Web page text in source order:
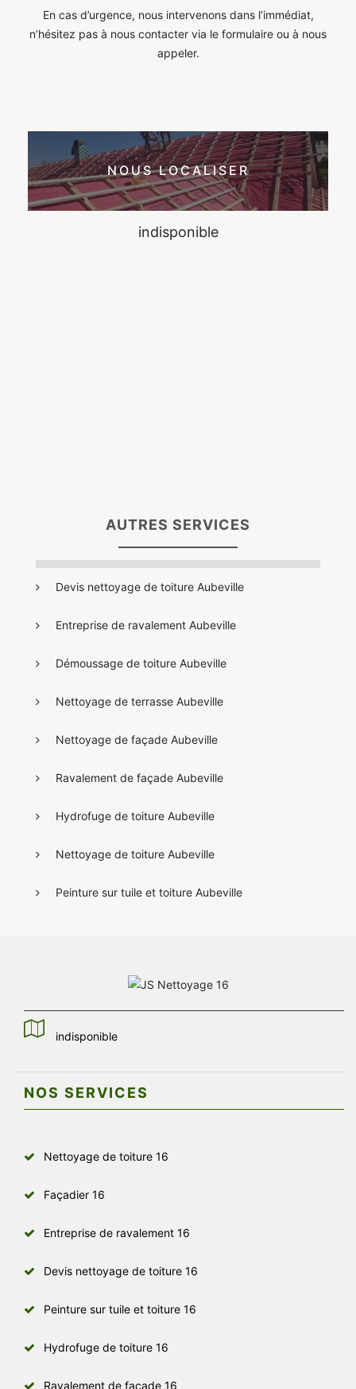
En cas d’urgence, nous intervenons dans l’immédiat,
n’hésitez pas à nous contacter via le formulaire ou à nous
appeler.
NOUS LOCALISER
indisponible
AUTRES SERVICES
Devis nettoyage de toiture Aubeville
Entreprise de ravalement Aubeville
Démoussage de toiture Aubeville
Nettoyage de terrasse Aubeville
Nettoyage de façade Aubeville
Ravalement de façade Aubeville
Hydrofuge de toiture Aubeville
Nettoyage de toiture Aubeville
Peinture sur tuile et toiture Aubeville
indisponible
NOS SERVICES
Nettoyage de toiture 16
Façadier 16
Entreprise de ravalement 16
Devis nettoyage de toiture 16
Peinture sur tuile et toiture 16
Hydrofuge de toiture 16
Ravalement de façade 16